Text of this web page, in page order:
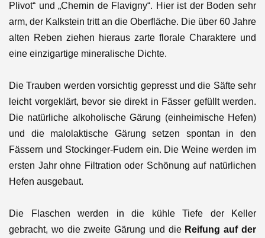
Plivot“ und „Chemin de Flavigny“. Hier ist der Boden sehr
arm, der Kalkstein tritt an die Oberfläche. Die über 60 Jahre
alten Reben ziehen hieraus zarte florale Charaktere und
eine einzigartige mineralische Dichte.
Die Trauben werden vorsichtig gepresst und die Säfte sehr
leicht vorgeklärt, bevor sie direkt in Fässer gefüllt werden.
Die natürliche alkoholische Gärung (einheimische Hefen)
und die malolaktische Gärung setzen spontan in den
Fässern und Stockinger-Fudern ein. Die Weine werden im
ersten Jahr ohne Filtration oder Schönung auf natürlichen
Hefen ausgebaut.
Die Flaschen werden in die kühle Tiefe der Keller
gebracht, wo die zweite Gärung und die Reifung auf der